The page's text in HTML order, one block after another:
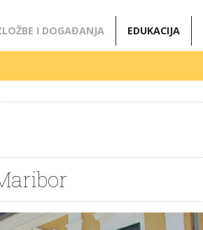
I DOGAĐANJA EDUKACIJA